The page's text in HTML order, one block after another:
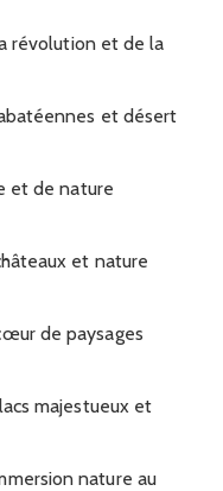
révolution et de la
et désert
et de nature
et nature
de paysages
majestueux et
nature au